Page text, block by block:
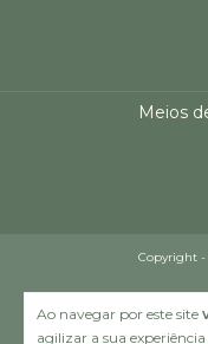
Ao navegar por este site
agilizar a sua
Meios
Copyright -